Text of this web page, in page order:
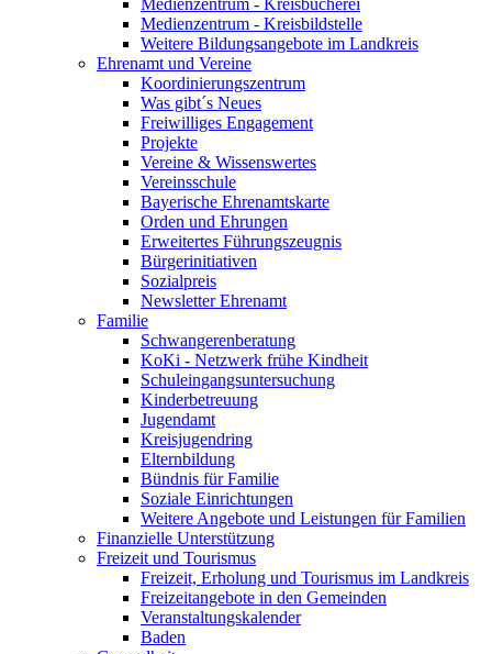
Medienzentrum - Kreisbücherei
Medienzentrum - Kreisbildstelle
Weitere Bildungsangebote im Landkreis
Ehrenamt und Vereine
Koordinierungszentrum
Was gibt´s Neues
Freiwilliges Engagement
Projekte
Vereine & Wissenswertes
Vereinsschule
Bayerische Ehrenamtskarte
Orden und Ehrungen
Erweitertes Führungszeugnis
Bürgerinitiativen
Sozialpreis
Newsletter Ehrenamt
Familie
Schwangerenberatung
KoKi - Netzwerk frühe Kindheit
Schuleingangsuntersuchung
Kinderbetreuung
Jugendamt
Kreisjugendring
Elternbildung
Bündnis für Familie
Soziale Einrichtungen
Weitere Angebote und Leistungen für Familien
Finanzielle Unterstützung
Freizeit und Tourismus
Freizeit, Erholung und Tourismus im Landkreis
Freizeitangebote in den Gemeinden
Veranstaltungskalender
Baden